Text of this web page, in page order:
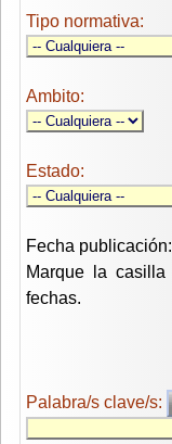
Tipo normativa:
Ambito:
Estado:
Fecha publicación:
Marque la
fechas.
Palabra/s clave/s: